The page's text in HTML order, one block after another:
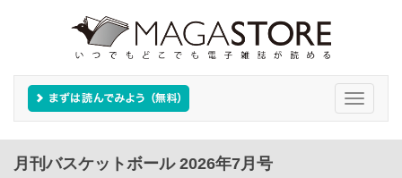
Toggle
月刊バスケットボール 2026年7月号